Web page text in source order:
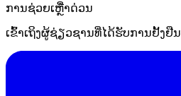
ການຊ່ວຍເຫຼືໍາດ່ວນ
ເຂົ້າເຖິງຜູ້ຊ່ຽວຊານທີ່ໄດ້ຮັບການຢັ້ງຢື